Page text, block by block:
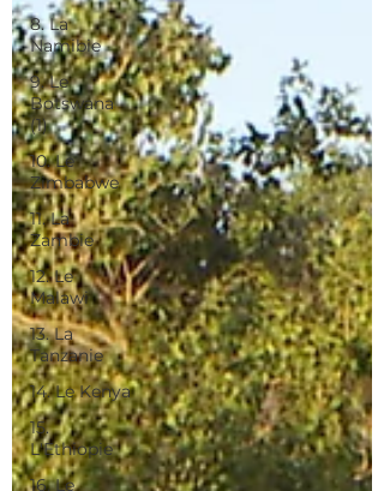
8. La
Namibie
9. Le
Botswana
(1)
10. Le
Zimbabwe
11. La
Zambie
12. Le
Malawi
13. La
Tanzanie
14. Le Kenya
15.
L'Ethiopie
16. Le